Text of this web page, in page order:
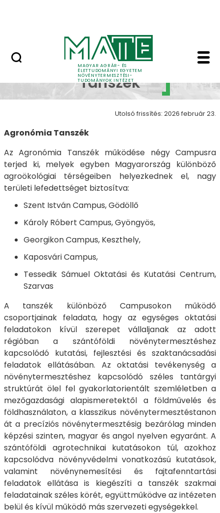
MAGYAR AGRÁR- ÉS
ÉLETTUDOMÁNYI EGYETEM
NÖVÉNYTERMESZTÉSI-
TUDOMÁNYOK INTÉZET
Agronómia Tanszék
Agronómia
Tanszék
Utolsó frissítés: 2026 február 23.
Agronómia Tanszék
Az Agronómia Tanszék működése négy Campusra
terjed ki, melyek egyben Magyarország különböző
agroökológiai térségeiben helyezkednek el, nagy
területi lefedettséget biztosítva:
Szent István Campus, Gödöllő
Károly Róbert Campus, Gyöngyös,
Georgikon Campus, Keszthely,
Kaposvári Campus,
Tessedik Sámuel Oktatási és Kutatási Centrum,
Szarvas
A tanszék különböző Campusokon működő
csoportjainak feladata, hogy az egységes oktatási
feladatokon kívül szerepet vállaljanak az adott
régióban a szántóföldi növénytermesztéshez
kapcsolódó kutatási, fejlesztési és szaktanácsadási
feladatok ellátásában. Az oktatási tevékenység a
növénytermesztéshez kapcsolódó széles tantárgyi
struktúrát ölel fel gyakorlatorientált szemléletben a
mezőgazdasági alapismeretektől a földművelés és
földhasználaton, a klasszikus növénytermesztéstanon
át a precíziós növénytermesztésig bezárólag minden
képzési szinten, magyar és angol nyelven egyaránt. A
szántóföldi agrotechnikai kutatásokon túl, azokhoz
kapcsolódva növényvédelmi vonatkozású kutatások,
valamint növénynemesítési és fajtafenntartási
feladatok ellátása is kiegészíti a tanszék szakmai
feladatainak széles körét, együttműködve az intézeten
belül és kívül működő más szervezeti egységekkel.